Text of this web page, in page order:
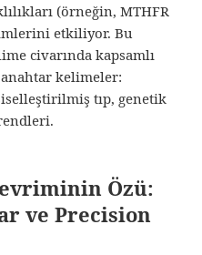
(örneğin, MTHFR
etkiliyor. Bu
civarında kapsamlı
anahtar kelimeler:
tıp, genetik
Özü:
ve Precision